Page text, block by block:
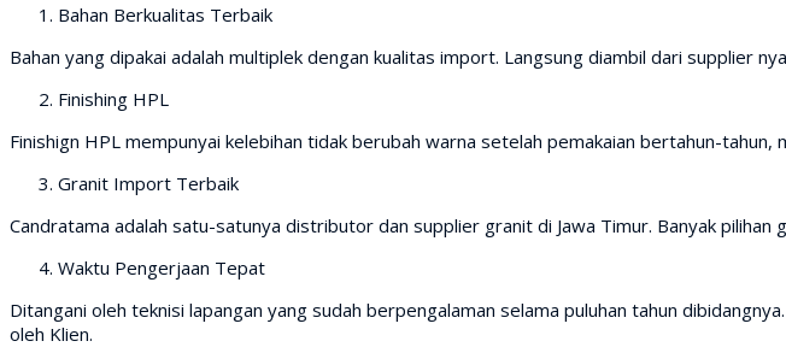
Bahan Berkualitas Terbaik
Bahan yang dipakai adalah multiplek dengan kualitas import. Langsung diambil dari supplier
Finishing HPL
Finishign HPL mempunyai kelebihan tidak berubah warna setelah pemakaian bertahun-
Granit Import Terbaik
Candratama adalah satu-satunya distributor dan supplier granit di Jawa Timur. Banyak pilihan
Waktu Pengerjaan Tepat
Ditangani oleh teknisi lapangan yang sudah berpengalaman selama puluhan tahun
oleh Klien.